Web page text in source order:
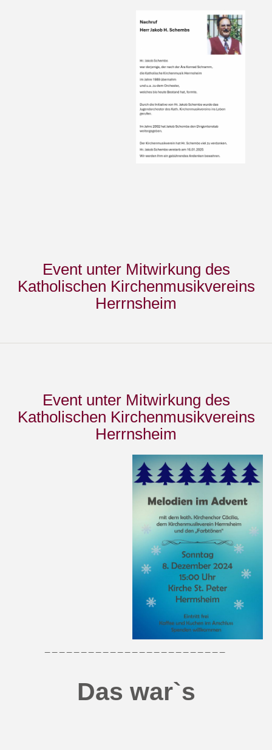
Event unter Mitwirkung des
Katholischen Kirchenmusikvereins
Herrnsheim
Event unter Mitwirkung des
Katholischen Kirchenmusikvereins
Herrnsheim
Das war`s